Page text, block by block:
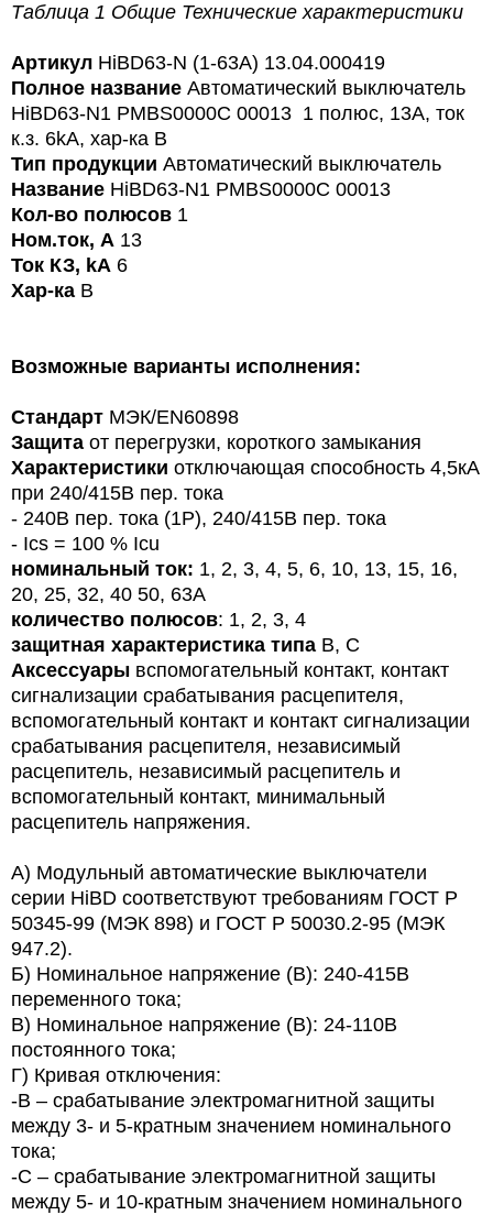
Таблица 1 Общие Технические характеристики
Артикул HiBD63-N (1-63A) 13.04.000419
Полное название Автоматический выключатель
HiBD63-N1 PMBS0000C 00013 1 полюс, 13А, ток
к.з. 6kA, хар-ка B
Тип продукции Автоматический выключатель
Название HiBD63-N1 PMBS0000C 00013
Кол-во полюсов 1
Ном.ток, А 13
Ток КЗ, kA 6
Хар-ка B
Возможные варианты исполнения:
Стандарт МЭК/EN60898
Защита от перегрузки, короткого замыкания
Характеристики отключающая способность 4,5кА
при 240/415В пер. тока
- 240В пер. тока (1P), 240/415В пер. тока
- Ics = 100 % Icu
номинальный ток: 1, 2, 3, 4, 5, 6, 10, 13, 15, 16,
20, 25, 32, 40 50, 63A
количество полюсов: 1, 2, 3, 4
защитная характеристика типа B, C
Аксессуары вспомогательный контакт, контакт
сигнализации срабатывания расцепителя,
вспомогательный контакт и контакт сигнализации
срабатывания расцепителя, независимый
расцепитель, независимый расцепитель и
вспомогательный контакт, минимальный
расцепитель напряжения.
А) Модульный автоматические выключатели
серии HiBD соответствуют требованиям ГОСТ Р
50345-99 (МЭК 898) и ГОСТ Р 50030.2-95 (МЭК
947.2).
Б) Номинальное напряжение (В): 240-415В
переменного тока;
В) Номинальное напряжение (В): 24-110В
постоянного тока;
Г) Кривая отключения:
-В – срабатывание электромагнитной защиты
между 3- и 5-кратным значением номинального
тока;
-С – срабатывание электромагнитной защиты
между 5- и 10-кратным значением номинального